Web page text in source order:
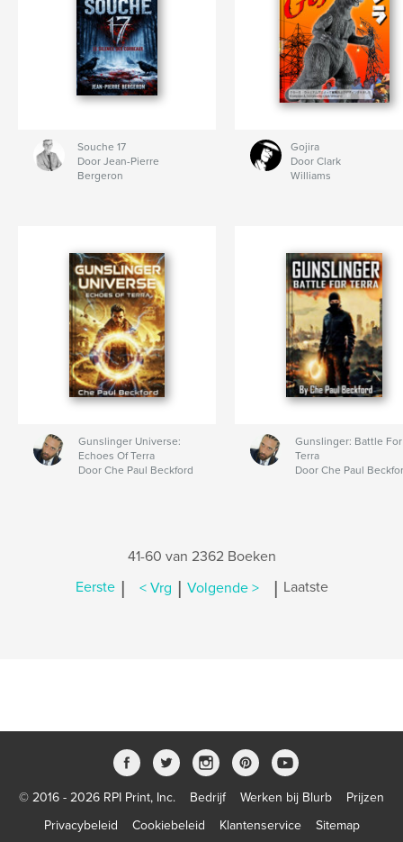
Souche 17
Door Jean-Pierre
Bergeron
Gojira
Door Clark
Williams
Gunslinger Universe:
Echoes Of Terra
Door Che Paul Beckford
Gunslinger: Battle For
Terra
Door Che Paul
41-60 van 2362 Boeken
Eerste | < Vrg | Volgende > | Laatste
© 2016 - 2026 RPI Print, Inc. Bedrijf Werken bij Blurb
Prijzen
Privacybeleid
Cookiebeleid Klantenservice Sitemap